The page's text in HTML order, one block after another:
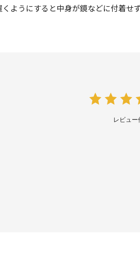
ようにすると中身が鏡などに付着せ
レビュー